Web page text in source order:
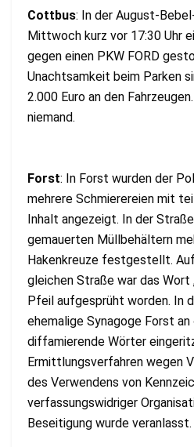
Cottbus: In der August-
Mittwoch kurz vor 17:30 Uhr
gegen einen PKW FORD
Unachtsamkeit beim Parken
2.000 Euro an den
niemand.
Forst: In Forst wurden der
mehrere Schmierereien mit
Inhalt angezeigt. In der
gemauerten Müllbehältern
Hakenkreuze festgestellt.
gleichen Straße war das Wort
Pfeil aufgesprüht worden. In
ehemalige Synagoge Forst
diffamierende Wörter
Ermittlungsverfahren wegen
des Verwendens von
verfassungswidriger
Beseitigung wurde veranlasst.